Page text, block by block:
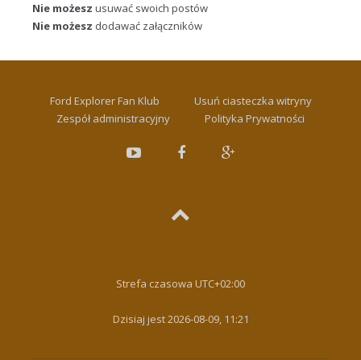
Nie możesz usuwać swoich postów
Nie możesz dodawać załączników
Ford Explorer Fan Klub
Usuń ciasteczka witryny
Zespół administracyjny
Polityka Prywatności
Strefa czasowa UTC+02:00
Dzisiaj jest 2026-08-09, 11:21